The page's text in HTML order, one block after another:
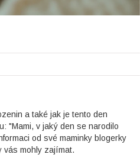
a také jak je tento den
"Mami, v jaký den se narodilo
od své maminky blogerky
vás mohly zajímat.